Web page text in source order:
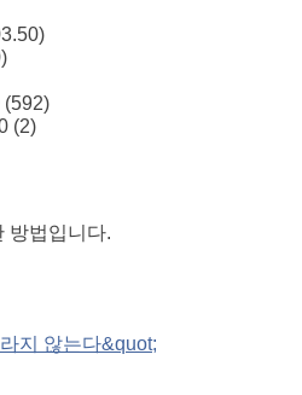
(592)
(2)
방법입니다.
지 않는다&quot;